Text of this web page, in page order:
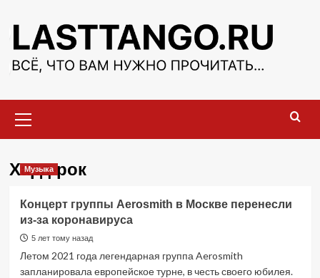
содержимому
меню
Хард-рок
Музыка
Концерт группы Aerosmith в Москве перенесли
из-за коронавируса
5 лет тому назад
Летом 2021 года легендарная группа Aerosmith
запланировала европейское турне, в честь своего юбилея.